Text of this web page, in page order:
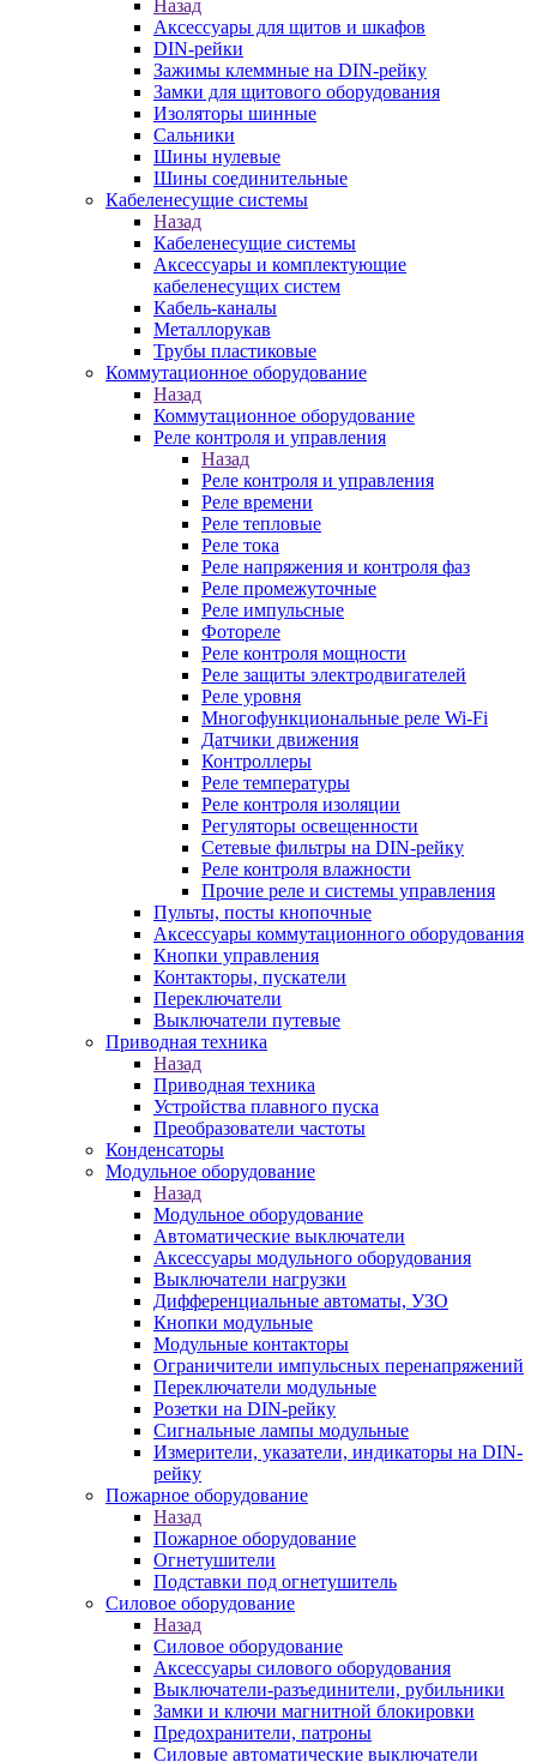
Назад
Аксессуары для щитов и шкафов
DIN-рейки
Зажимы клеммные на DIN-рейку
Замки для щитового оборудования
Изоляторы шинные
Сальники
Шины нулевые
Шины соединительные
Кабеленесущие системы
Назад
Кабеленесущие системы
Аксессуары и комплектующие
кабеленесущих систем
Кабель-каналы
Металлорукав
Трубы пластиковые
Коммутационное оборудование
Назад
Коммутационное оборудование
Реле контроля и управления
Назад
Реле контроля и управления
Реле времени
Реле тепловые
Реле тока
Реле напряжения и контроля фаз
Реле промежуточные
Реле импульсные
Фотореле
Реле контроля мощности
Реле защиты электродвигателей
Реле уровня
Многофункциональные реле Wi-Fi
Датчики движения
Контроллеры
Реле температуры
Реле контроля изоляции
Регуляторы освещенности
Сетевые фильтры на DIN-рейку
Реле контроля влажности
Прочие реле и системы управления
Пульты, посты кнопочные
Аксессуары коммутационного оборудования
Кнопки управления
Контакторы, пускатели
Переключатели
Выключатели путевые
Приводная техника
Назад
Приводная техника
Устройства плавного пуска
Преобразователи частоты
Конденсаторы
Модульное оборудование
Назад
Модульное оборудование
Автоматические выключатели
Аксессуары модульного оборудования
Выключатели нагрузки
Дифференциальные автоматы, УЗО
Кнопки модульные
Модульные контакторы
Ограничители импульсных перенапряжений
Переключатели модульные
Розетки на DIN-рейку
Сигнальные лампы модульные
Измерители, указатели, индикаторы на DIN-
рейку
Пожарное оборудование
Назад
Пожарное оборудование
Огнетушители
Подставки под огнетушитель
Силовое оборудование
Назад
Силовое оборудование
Аксессуары силового оборудования
Выключатели-разъединители, рубильники
Замки и ключи магнитной блокировки
Предохранители, патроны
Силовые автоматические выключатели